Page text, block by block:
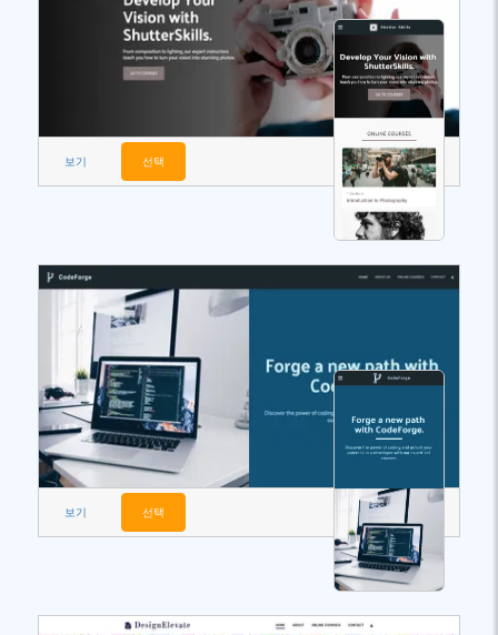
보기 선택
보기 선택